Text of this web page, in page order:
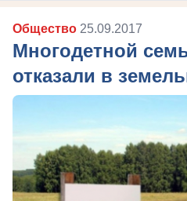
Общество 25.09.2017
Многодетной
отказали в